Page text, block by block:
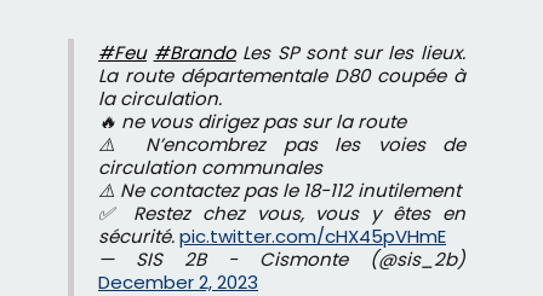
#Feu #BrandoLes SP sont sur les lieux.
La route départementale D80 coupée à
la circulation.
🔥 ne vous dirigez pas sur la route
⚠️ N’encombrez pas les voies de
circulation communales
⚠️ Ne contactez pas le 18-112 inutilement
✅ Restez chez vous, vous y êtes en
sécurité.pic.twitter.com/cHX45pVHmE
— SIS 2B - Cismonte (@sis_2b)
December 2, 2023